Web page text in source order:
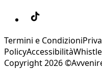
Termini e Condizioni
PolicyAccessibilità
Copyright 2026